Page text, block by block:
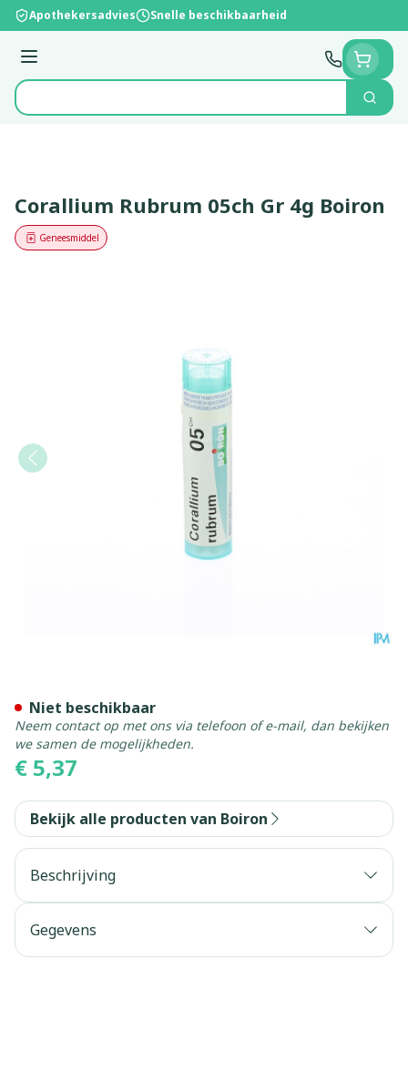
Ga naar de inhoud
Apothekersadvies Snelle beschikbaarheid
Menu
Product, merk, categorie...
Zoek
Corallium Rubrum 05ch Gr 4g Boiron
Geneesmiddel
€ 5,37
Niet beschikbaar
Neem contact op met ons via telefoon of e-mail, dan bekijken
we samen de mogelijkheden.
Bekijk alle producten van Boiron
Beschrijving
Gegevens